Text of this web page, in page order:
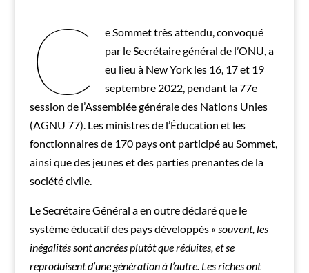
C
e Sommet très attendu, convoqué
par le Secrétaire général de l’ONU, a
eu lieu à New York les 16, 17 et 19
septembre 2022, pendant la 77e
session de l’Assemblée générale des Nations Unies
(AGNU 77). Les ministres de l’Éducation et les
fonctionnaires de 170 pays ont participé au Sommet,
ainsi que des jeunes et des parties prenantes de la
société civile.
Le Secrétaire Général a en outre déclaré que le
système éducatif des pays développés « souvent, les
inégalités sont ancrées plutôt que réduites, et se
reproduisent d’une génération à l’autre. Les riches ont